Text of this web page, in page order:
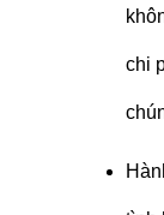
chi